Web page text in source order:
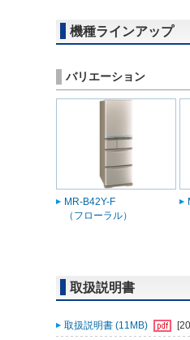
機種ラインアップ
バリエーション
MR-B42Y-F
（フローラル）
取扱説明書
取扱説明書 (11MB)